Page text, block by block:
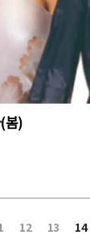
봄)
12 13 14